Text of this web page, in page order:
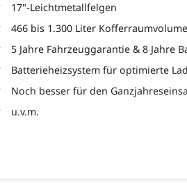
17"-Leichtmetallfelgen
466 bis 1.300 Liter
5 Jahre Fahrzeuggarantie & 8 Jahre
Batterieheizsystem für optimierte
Noch besser für den
u.v.m.